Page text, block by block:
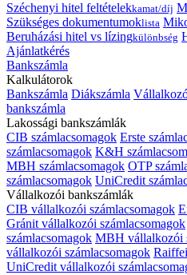
Széchenyi hitel feltételekkamat/díj
Szükséges dokumentumoklista
Beruházási hitel vs lízingkülönbség
Ajánlatkérés
Bankszámla
Kalkulátorok
Bankszámla Diákszámla
bankszámla
Lakossági bankszámlák
CIB számlacsomagok Erste
számlacsomagok K&H
MBH számlacsomagok OTP
számlacsomagok UniCredit
Vállalkozói bankszámlák
CIB vállalkozói számlacsomagok
Gránit vállalkozói számlacsomagok
számlacsomagok MBH vállalkozói
vállalkozói számlacsomagok
UniCredit vállalkozói